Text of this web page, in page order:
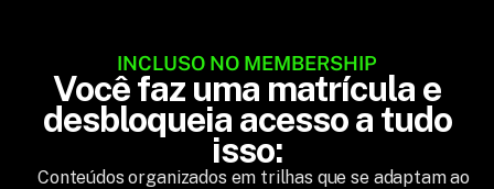
INCLUSO NO MEMBERSHIP
Você faz uma matrícula e
desbloqueia acesso a tudo
isso:
Conteúdos organizados em trilhas que se adaptam ao